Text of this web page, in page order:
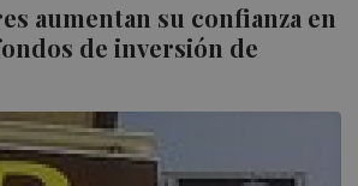
aumentan su confianza en
de inversión de